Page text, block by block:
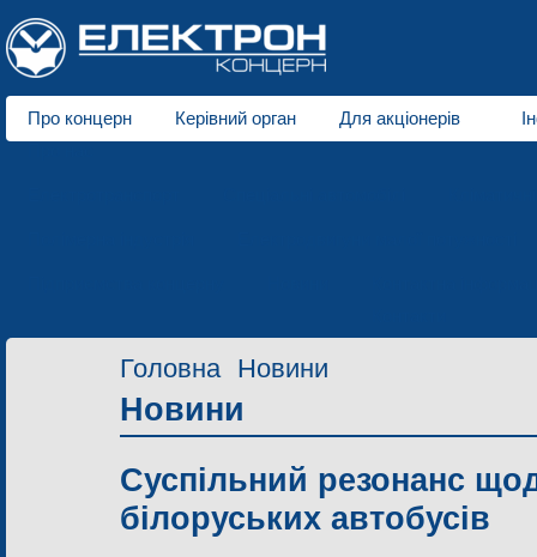
Про концерн Керівний орган Для акціонерів
Головна Новини
Новини
Суспільний резонанс
білоруських автобусів